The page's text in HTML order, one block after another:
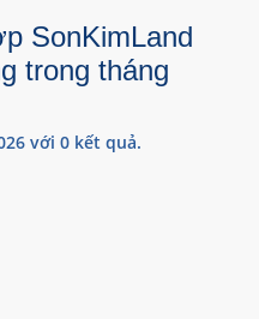
SonKimLand
trong tháng
với 0 kết quả.